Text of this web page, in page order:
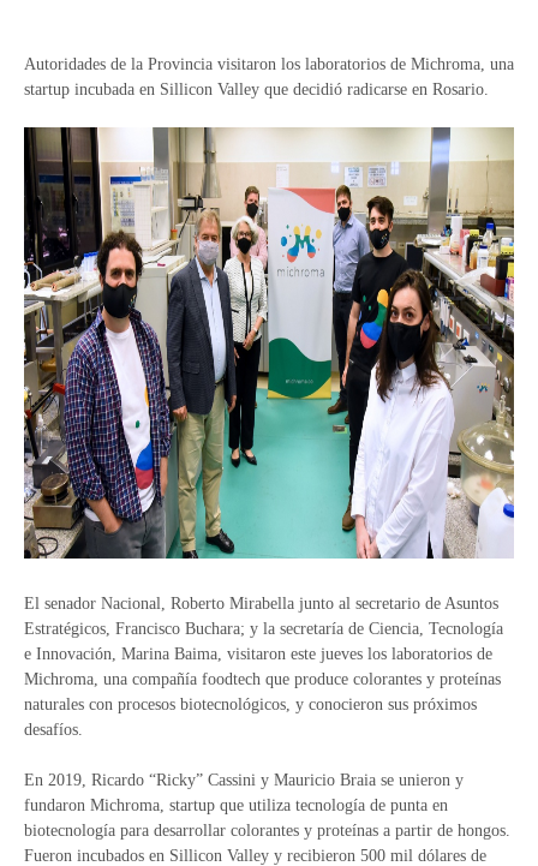
Autoridades de la Provincia visitaron los laboratorios de Michroma, una
startup incubada en Sillicon Valley que decidió radicarse en Rosario.
El senador Nacional, Roberto Mirabella junto al secretario de Asuntos
Estratégicos, Francisco Buchara; y la secretaría de Ciencia, Tecnología
e Innovación, Marina Baima, visitaron este jueves los laboratorios de
Michroma, una compañía foodtech que produce colorantes y proteínas
naturales con procesos biotecnológicos, y conocieron sus próximos
desafíos.
En 2019, Ricardo “Ricky” Cassini y Mauricio Braia se unieron y
fundaron Michroma, startup que utiliza tecnología de punta en
biotecnología para desarrollar colorantes y proteínas a partir de hongos.
Fueron incubados en Sillicon Valley y recibieron 500 mil dólares de